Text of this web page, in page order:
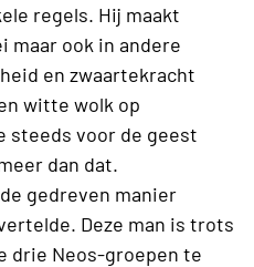
regels. Hij maakt
maar ook in andere
en zwaartekracht
witte wolk op
steeds voor de geest
dan dat.
gedreven manier
Deze man is trots
drie Neos-groepen te